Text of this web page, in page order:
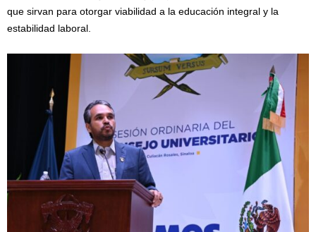
que sirvan para otorgar viabilidad a la educación integral y la
estabilidad laboral.